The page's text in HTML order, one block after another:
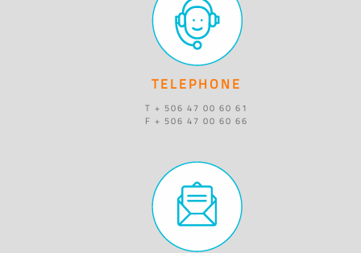
TELEPHONE
T + 506 47 00 60 61
F + 506 47 00 60 66